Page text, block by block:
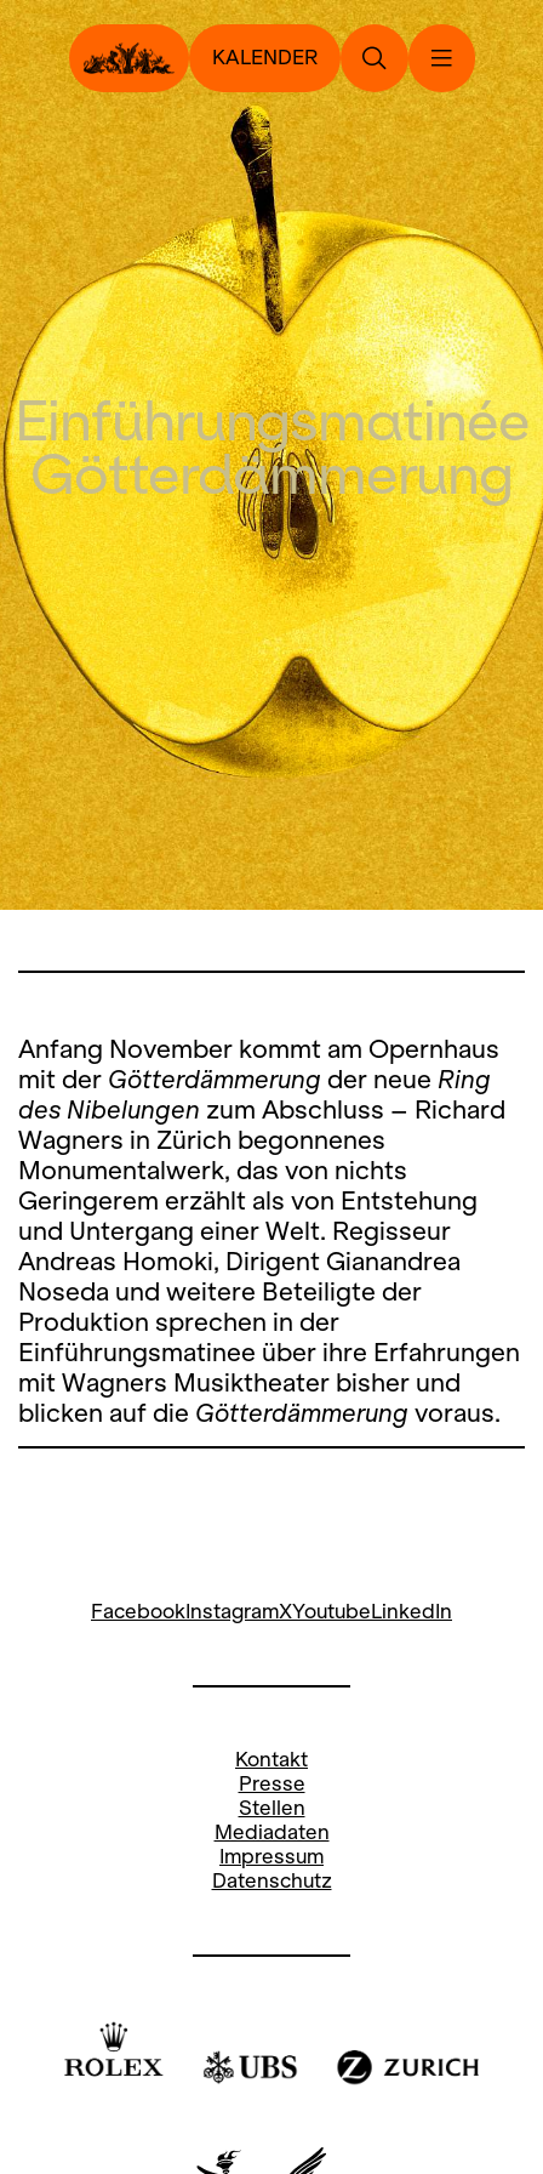
KALENDER
Einführungs­matinée
Götter­dämmerung
Anfang November kommt am Opernhaus
mit der Götterdämmerung der neue Ring
des Nibelungen zum Abschluss – Richard
Wagners in Zürich begonnenes
Monumentalwerk, das von nichts
Geringerem erzählt als von Entstehung
und Untergang einer Welt. Regisseur
Andreas Homoki, Dirigent Gianandrea
Noseda und weitere Beteiligte der
Produktion sprechen in der
Einführungsmatinee über ihre Erfahrungen
mit Wagners Musiktheater bisher und
blicken auf die Götterdämmerung voraus.
FacebookInstagramXYoutubeLinkedIn
Kontakt
Presse
Stellen
Mediadaten
Impressum
Datenschutz